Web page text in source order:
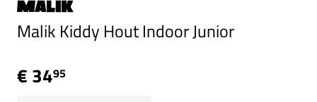
Malik Kiddy Hout Indoor Junior
€ 3495